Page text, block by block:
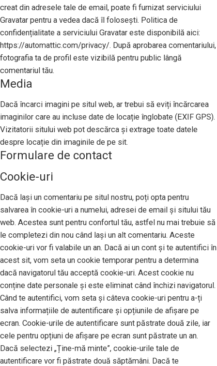
creat din adresele tale de email, poate fi furnizat serviciului
Gravatar pentru a vedea dacă îl folosești. Politica de
confidențialitate a serviciului Gravatar este disponibilă aici:
https://automattic.com/privacy/. După aprobarea comentariului,
fotografia ta de profil este vizibilă pentru public lângă
comentariul tău.
Media
Dacă încarci imagini pe situl web, ar trebui să eviți încărcarea
imaginilor care au incluse date de locație înglobate (EXIF GPS).
Vizitatorii sitului web pot descărca și extrage toate datele
despre locație din imaginile de pe sit.
Formulare de contact
Cookie-uri
Dacă lași un comentariu pe situl nostru, poți opta pentru
salvarea în cookie-uri a numelui, adresei de email și sitului tău
web. Acestea sunt pentru confortul tău, astfel nu mai trebuie să
le completezi din nou când lași un alt comentariu. Aceste
cookie-uri vor fi valabile un an. Dacă ai un cont și te autentifici în
acest sit, vom seta un cookie temporar pentru a determina
dacă navigatorul tău acceptă cookie-uri. Acest cookie nu
conține date personale și este eliminat când închizi navigatorul.
Când te autentifici, vom seta și câteva cookie-uri pentru a-ți
salva informațiile de autentificare și opțiunile de afișare pe
ecran. Cookie-urile de autentificare sunt păstrate două zile, iar
cele pentru opțiuni de afișare pe ecran sunt păstrate un an.
Dacă selectezi „Ține-mă minte”, cookie-urile tale de
autentificare vor fi păstrate două săptămâni. Dacă te